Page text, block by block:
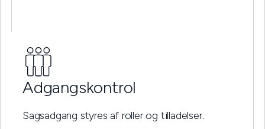
Adgangskontrol
Sagsadgang styres af roller og tilladelser.